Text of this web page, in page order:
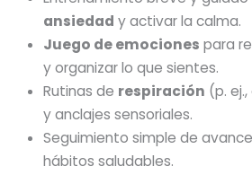
ansiedad y activar la calma.
Juego de emociones para
y organizar lo que sientes.
Rutinas de respiración (p.
y anclajes sensoriales.
Seguimiento simple de
hábitos saludables.